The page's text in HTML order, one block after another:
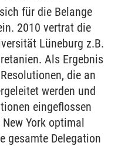
für die Belange
2010 vertrat die
Lüneburg z.B.
Als Ergebnis
die an
werden und
eingeflossen
York optimal
gesamte Delegation